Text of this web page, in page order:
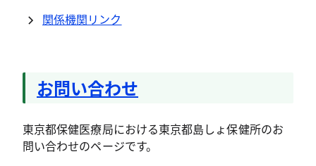
関係機関リンク
お問い合わせ
東京都保健医療局における東京都島しょ保健所のお
問い合わせのページです。